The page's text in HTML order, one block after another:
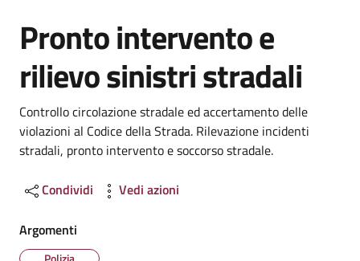
Pronto intervento e
rilievo sinistri stradali
Dettagli
Controllo circolazione stradale ed accertamento delle
violazioni al Codice della Strada. Rilevazione incidenti
stradali, pronto intervento e soccorso stradale.
Condividi Vedi azioni
Argomenti